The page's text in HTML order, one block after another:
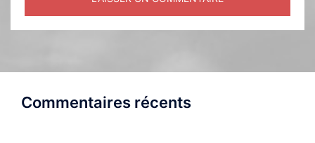
Commentaires récents